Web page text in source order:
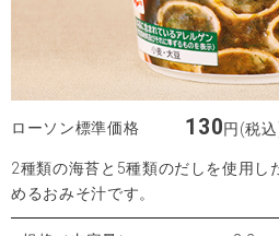
ローソン標準価格 130円(税
2種類の海苔と5種類のだしを使用し
めるおみそ汁です。